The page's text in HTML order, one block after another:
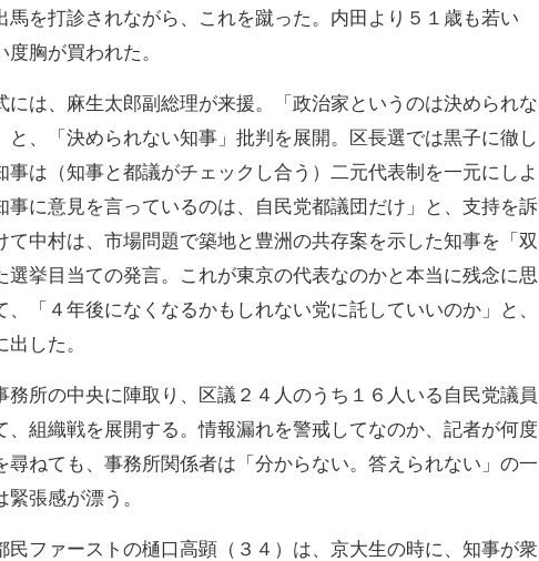
馬を打診されながら、これを蹴った。内田より５１歳も若い
胸が買われた。
は、麻生太郎副総理が来援。「政治家というのは決められな
と、「決められない知事」批判を展開。区長選では黒子に徹し
事は（知事と都議がチェックし合う）二元代表制を一元にしよ
事に意見を言っているのは、自民党都議団だけ」と、支持を訴
て中村は、市場問題で築地と豊洲の共存案を示した知事を「双
選挙目当ての発言。これが東京の代表なのかと本当に残念に思
、「４年後になくなるかもしれない党に託していいのか」と、
した。
所の中央に陣取り、区議２４人のうち１６人いる自民党議員
、組織戦を展開する。情報漏れを警戒してなのか、記者が何度
尋ねても、事務所関係者は「分からない。答えられない」の一
張感が漂う。
ファーストの樋口高顕（３４）は、京大生の時に、知事が衆